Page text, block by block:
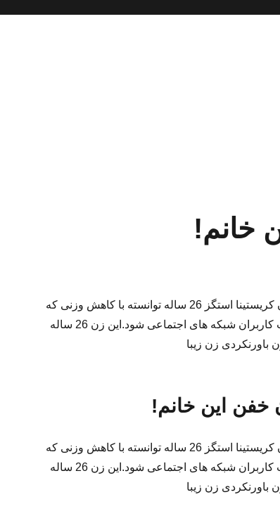
خانم!
کاهش وزن باورنکردنی و خفن زن جوان کریستینا استگز 26 ساله توانسته با کاهش وزنی که
داشته چندین سایز کم کند و باعث تعجب کاربران شبکه های اجتماعی شود.این زن 26 ساله
این خانم!
کاهش وزن باورنکردنی و خفن زن جوان کریستینا استگز 26 ساله توانسته با کاهش وزنی که
داشته چندین سایز کم کند و باعث تعجب کاربران شبکه های اجتماعی شود.این زن 26 ساله